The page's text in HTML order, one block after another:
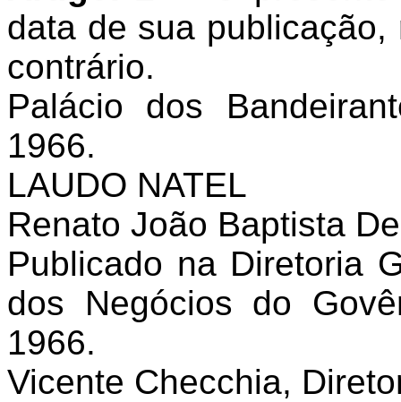
data de sua
contrário.
Palácio dos
1966.
LAUDO NATEL
Renato João Baptista
Publicado na Diretoria
dos Negócios do
1966.
Vicente Checchia,